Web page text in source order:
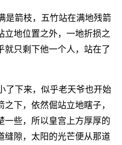
箭枝，五竹站在满地残箭
立地位置之外，一地折损之
就只剩下他一个人，站在了
下来，似乎老天爷也开始
下，依然倔站立地瞎子，
一些，所以皇宫上方厚厚的
缝隙，太阳的光芒便从那道